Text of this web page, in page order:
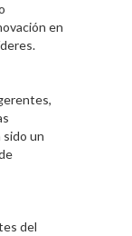
en
sido un
del